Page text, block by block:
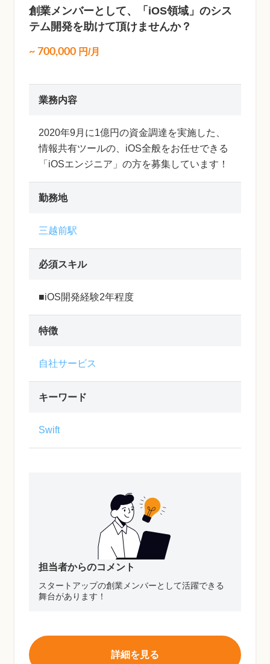
創業メンバーとして、「iOS領域」のシス
テム開発を助けて頂けませんか？
~ 700,000 円/月
業務内容
2020年9月に1億円の資金調達を実施した、
情報共有ツールの、iOS全般をお任せできる
「iOSエンジニア」の方を募集しています！
勤務地
三越前駅
必須スキル
■iOS開発経験2年程度
特徴
自社サービス
キーワード
Swift
担当者からのコメント
スタートアップの創業メンバーとして活躍できる
舞台があります！
詳細を見る